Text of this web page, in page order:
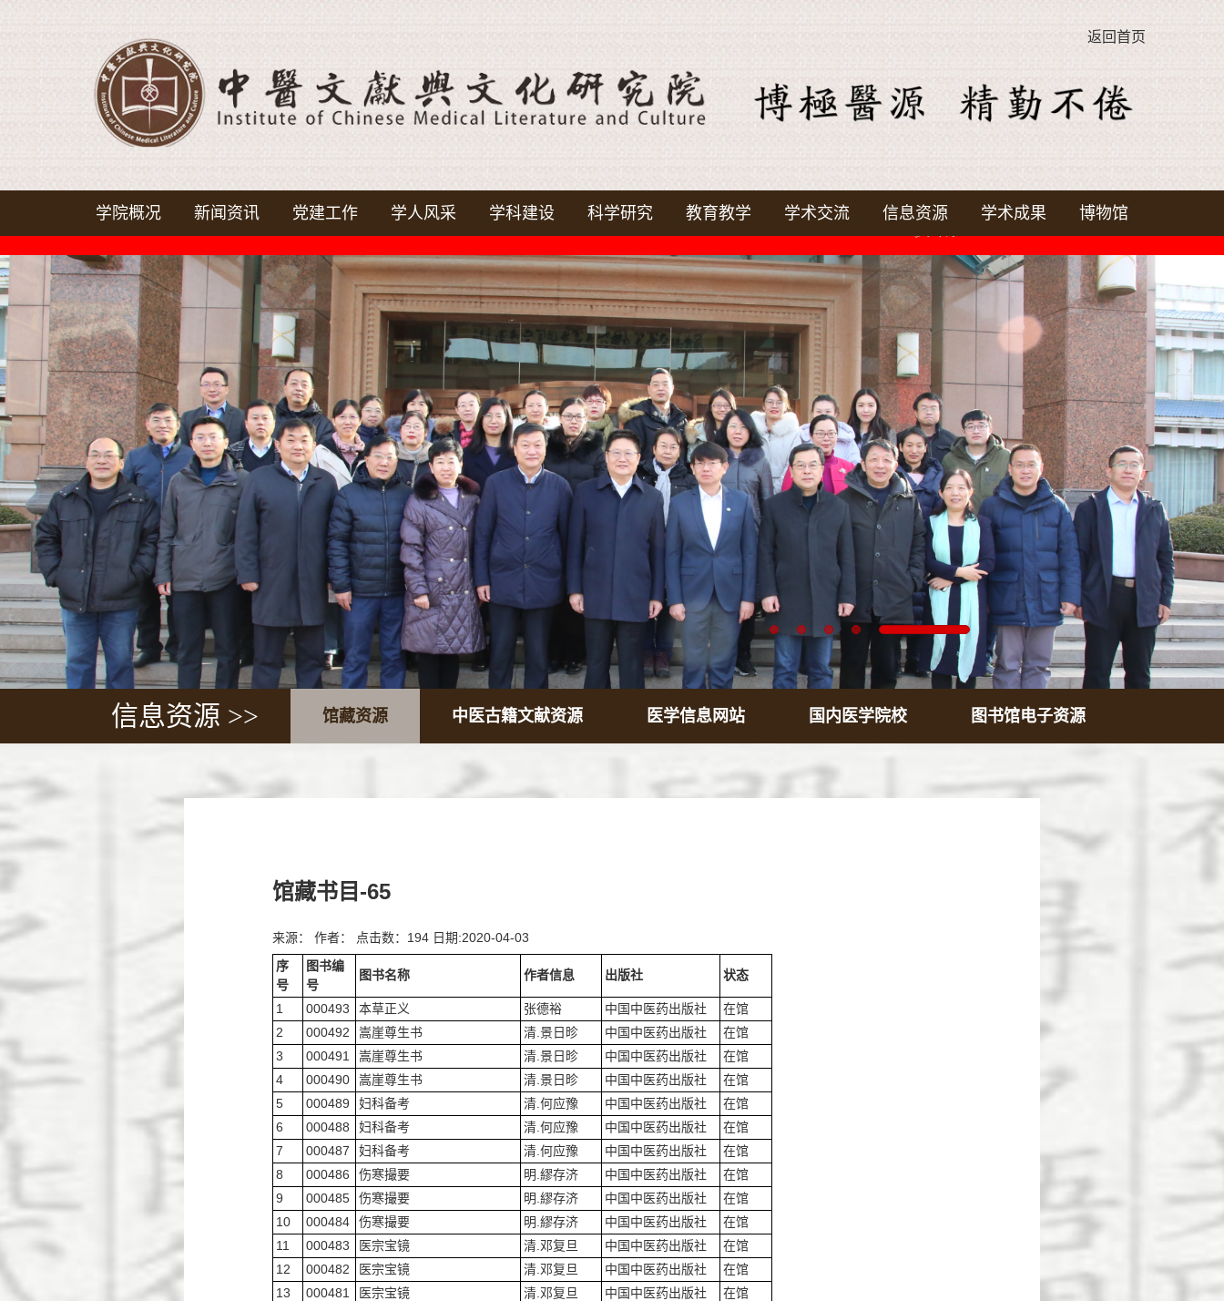
返回首页
学院概况 新闻资讯 党建工作 学人风采 学科建设 科学研究 教育教学 学术交流 信息资源 学术成果 博物馆
信息资源 >> 馆藏资源 中医古籍文献资源 医学信息网站 国内医学院校 图书馆电子资源
馆藏书目-65
来源： 作者： 点击数： 194日期:2020-04-03
序
号
图书编
号
图书名称 作者信息 出版社 状态
1 000493 本草正义 张德裕 中国中医药出版社
在馆
2
000492 嵩崖尊生书 清.景日昣 中国中医药出版社
在馆
3
000491 嵩崖尊生书 清.景日昣 中国中医药出版社
在馆
4
000490 嵩崖尊生书 清.景日昣 中国中医药出版社
在馆
5
000489 妇科备考 清.何应豫 中国中医药出版社
在馆
6
000488 妇科备考 清.何应豫 中国中医药出版社
在馆
7
000487 妇科备考 清.何应豫 中国中医药出版社
在馆
8
000486 伤寒撮要 明.繆存济 中国中医药出版社
在馆
9
000485 伤寒撮要 明.繆存济 中国中医药出版社
在馆
10
000484 伤寒撮要 明.繆存济 中国中医药出版社
在馆
11
000483 医宗宝镜 清.邓复旦 中国中医药出版社
在馆
12
000482 医宗宝镜 清.邓复旦 中国中医药出版社
在馆
13
000481 医宗宝镜 清.邓复旦 中国中医药出版社
在馆